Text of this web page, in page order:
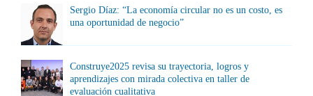
Sergio Díaz: “La economía circular no es un costo, es
una oportunidad de negocio”
Construye2025 revisa su trayectoria, logros y
aprendizajes con mirada colectiva en taller de
evaluación cualitativa